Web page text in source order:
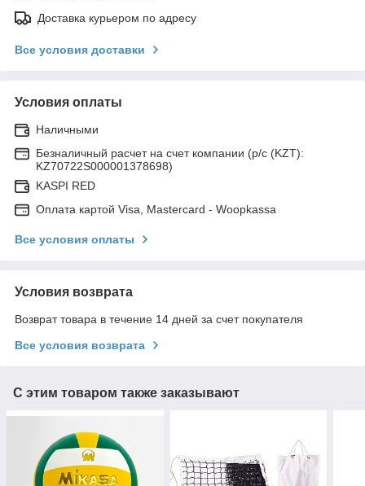
Доставка курьером по адресу
Все условия доставки
Условия оплаты
Наличными
Безналичный расчет на счет компании (р/с (KZT):
KZ70722S000001378698)
KASPI RED
Оплата картой Visa, Mastercard - Woopkassa
Все условия оплаты
Условия возврата
Возврат товара в течение 14 дней за счет покупателя
Все условия возврата
С этим товаром также заказывают